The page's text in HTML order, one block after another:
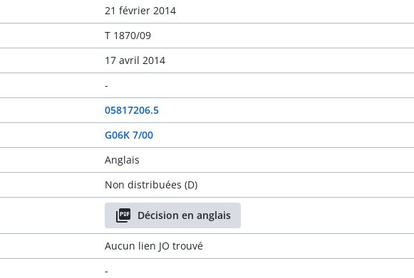
21 février 2014
T 1870/09
17 avril 2014
-
05817206.5
G06K 7/00
Anglais
Non distribuées (D)
Décision en anglais
Aucun lien JO trouvé
-